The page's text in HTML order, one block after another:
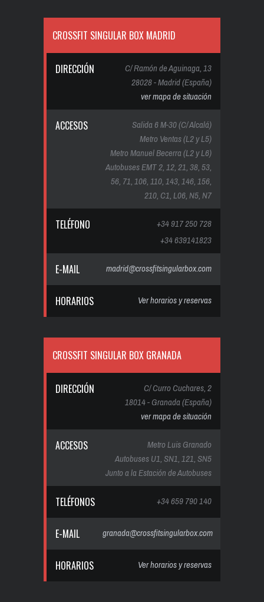
CROSSFIT SINGULAR BOX MADRID
DIRECCIÓN
C/ Ramón de Aguinaga, 13
28028 - Madrid (España)
ver mapa de situación
ACCESOS
Salida 6 M-30 (C/ Alcalá)
Metro Ventas (L2 y L5)
Metro Manuel Becerra (L2 y L6)
Autobuses EMT 2, 12, 21, 38, 53,
56, 71, 106, 110, 143, 146, 156,
210, C1, L06, N5, N7
TELÉFONO
+34 917 250 728
+34 639141823
E-MAIL madrid@crossfitsingularbox.com
HORARIOS Ver horarios y reservas
CROSSFIT SINGULAR BOX GRANADA
DIRECCIÓN
C/ Curro Cuchares, 2
18014 - Granada (España)
ver mapa de situación
ACCESOS
Metro Luis Granado
Autobuses U1, SN1, 121, SN5
Junto a la Estación de Autobuses
TELÉFONOS +34 659 790 140
E-MAIL granada@crossfitsingularbox.com
HORARIOS Ver horarios y reservas